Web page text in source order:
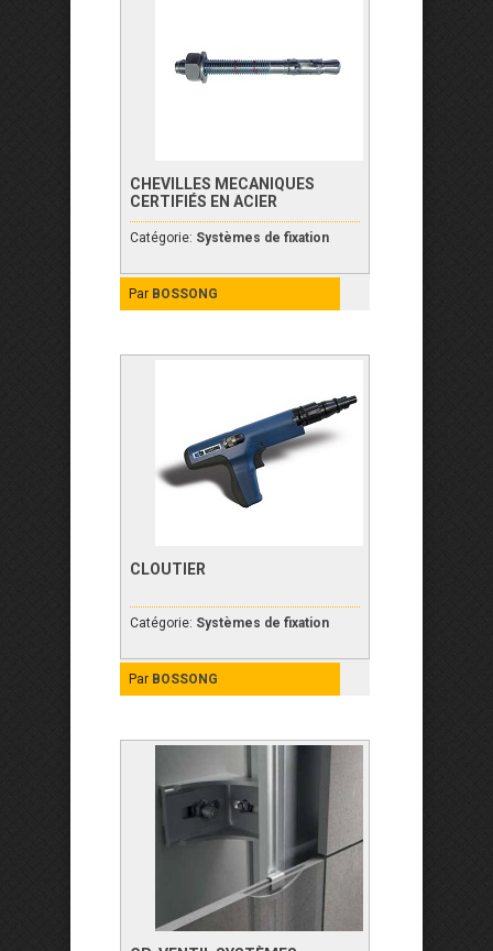
CHEVILLES MECANIQUES
CERTIFIÉS EN ACIER
Catégorie: Systèmes de fixation
Par BOSSONG
CLOUTIER
Catégorie: Systèmes de fixation
Par BOSSONG